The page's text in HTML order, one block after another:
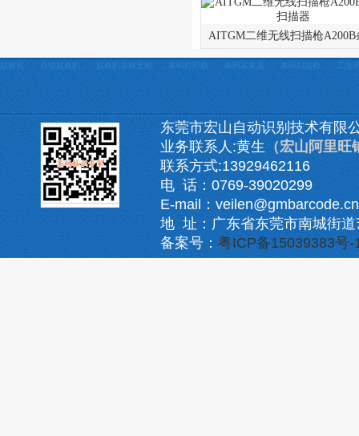
AITGM二维无线扫描枪A200B
贴标机 自动贴标机 贴标机非标定制 条码打印机 条码采集器 条码扫描枪 工业
东莞市宏山自动识别技术有限
业务联系人:黄生 （宏山阿里旺
联系方式:13929462116
电 话：0769-39020299
E-mail：veilen@gmbarcode.cn
地 址：广东省东莞市南城街
备案号： 粤ICP备15039383号-